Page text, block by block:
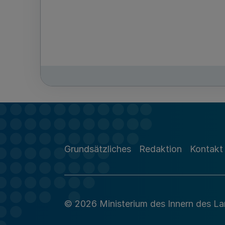
Grundsätzliches Redaktion Kontakt
© 2026 Ministerium des Innern des